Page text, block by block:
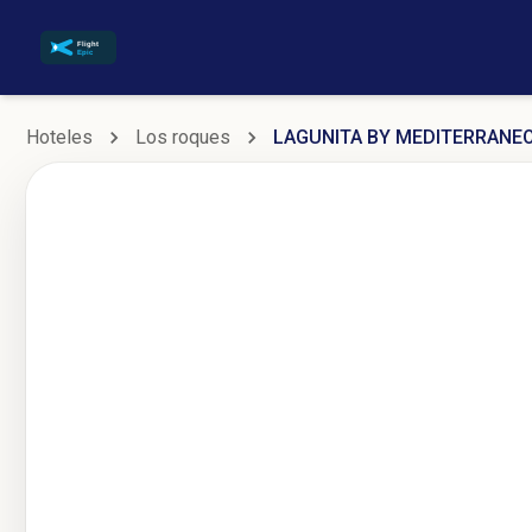
Hoteles Los roques LAGUNITA BY